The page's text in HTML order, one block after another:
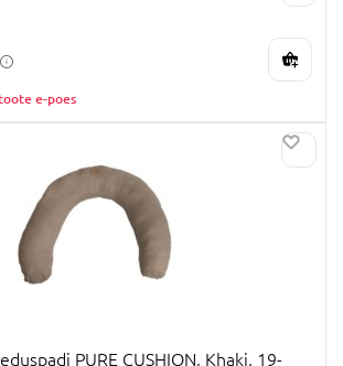
e-poes
PURE CUSHION, Khaki, 19-